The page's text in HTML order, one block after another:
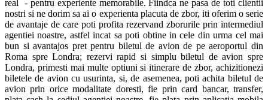
real  - pentru experiente memorabile. Fiindca ne pasa de toti clientii
nostri si ne dorim sa ai o experienta placuta de zbor, iti oferim o serie
de avantaje de care poti profita rezervand zborurile prin intermediul
agentiei noastre, astfel incat sa poti obtine in cele din urma cel mai
bun si avantajos pret pentru biletul de avion de pe aeroportul din
Roma spre Londra; rezervi rapid si simplu biletul de avion spre
Londra, primesti mai multe optiuni si itinerare de zbor, achizitionezi
biletele de avion cu usurinta, si, de asemenea, poti achita biletul de
avion prin orice modalitate doresti, fie prin card bancar, transfer,